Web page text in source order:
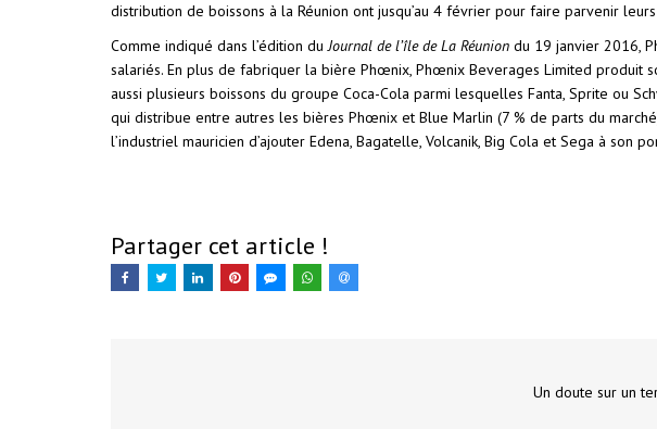
distribution de boissons à la Réunion ont jusqu’au 4 février pour faire parvenir
Comme indiqué dans l’édition duJournal de l’île de La Réunion du 19 janvier 2016,
salariés. En plus de fabriquer la bière Phœnix, Phœnix Beverages Limited produit
aussi plusieurs boissons du groupe Coca-Cola parmi lesquelles Fanta, Sprite ou
qui distribue entre autres les bières Phœnix et Blue Marlin (7 % de parts du
l’industriel mauricien d’ajouter Edena, Bagatelle, Volcanik, Big Cola et Sega à son
Partager cet article !
Un doute sur un